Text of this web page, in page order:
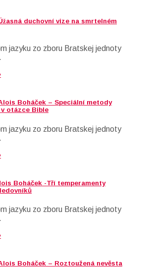
duchovní vize na smrtelném
jazyku zo zboru Bratskej jednoty
Boháček – Speciální metody
otázce Bible
jazyku zo zboru Bratskej jednoty
Boháček -Tří temperamenty
jazyku zo zboru Bratskej jednoty
Boháček – Roztoužená nevěsta